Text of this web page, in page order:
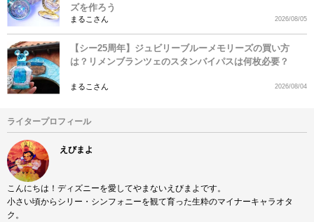
ズを作ろう
まるこさん 2026/08/05
【シー25周年】ジュビリーブルーメモリーズの買い方
は？リメンブランツェのスタンバイパスは何枚必要？
まるこさん 2026/08/04
ライタープロフィール
えびまよ
こんにちは！ディズニーを愛してやまないえびまよです。
小さい頃からシリー・シンフォニーを観て育った生粋のマイナーキャラオタ
ク。